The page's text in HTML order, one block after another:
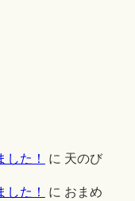
た！ に 天のび
た！
に おまめ